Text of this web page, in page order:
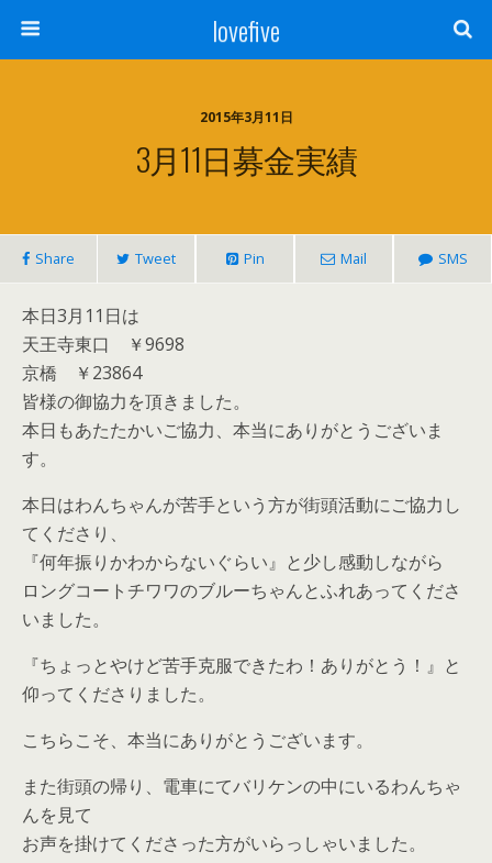
lovefive
2015年3月11日
3月11日募金実績
Share Tweet Pin Mail SMS
本日3月11日は
天王寺東口 ￥9698
京橋 ￥23864
皆様の御協力を頂きました。
本日もあたたかいご協力、本当にありがとうございま
す。
本日はわんちゃんが苦手という方が街頭活動にご協力し
てくださり、
『何年振りかわからないぐらい』と少し感動しながら
ロングコートチワワのブルーちゃんとふれあってくださ
いました。
『ちょっとやけど苦手克服できたわ！ありがとう！』と
仰ってくださりました。
こちらこそ、本当にありがとうございます。
また街頭の帰り、電車にてバリケンの中にいるわんちゃ
んを見て
お声を掛けてくださった方がいらっしゃいました。